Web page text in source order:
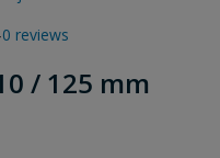
0 reviews
/ 125 mm